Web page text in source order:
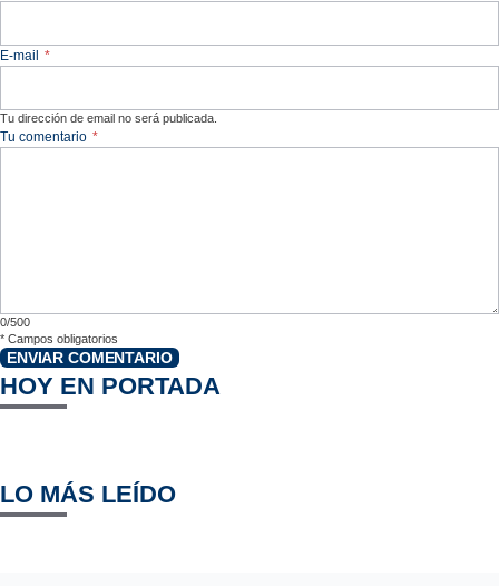
E-mail *
Tu dirección de email no será publicada.
Tu comentario *
0/500
* Campos obligatorios
ENVIAR COMENTARIO
HOY EN PORTADA
LO MÁS LEÍDO